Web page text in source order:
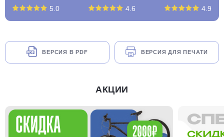
5.0
4.6
4.9
ВЕРСИЯ В PDF ВЕРСИЯ ДЛЯ ПЕЧАТИ
АКЦИИ